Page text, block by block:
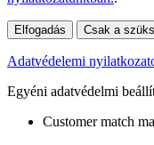
Elfogadás Csak a
Adatvédelemi
Egyéni adatvédelmi
Customer match